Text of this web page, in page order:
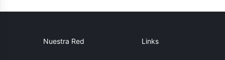
Nuestra Red Links